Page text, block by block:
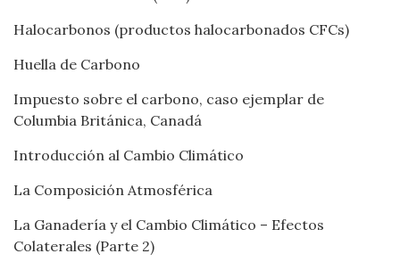
Halocarbonos (productos halocarbonados CFCs)
Huella de Carbono
Impuesto sobre el carbono, caso ejemplar de
Columbia Británica, Canadá
Introducción al Cambio Climático
La Composición Atmosférica
La Ganadería y el Cambio Climático – Efectos
Colaterales (Parte 2)